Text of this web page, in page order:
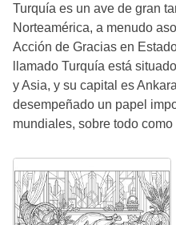
Turquía es un ave de gran
Norteamérica, a menudo
Acción de Gracias en
llamado Turquía está
y Asia, y su capital es
desempeñado un papel
mundiales, sobre todo